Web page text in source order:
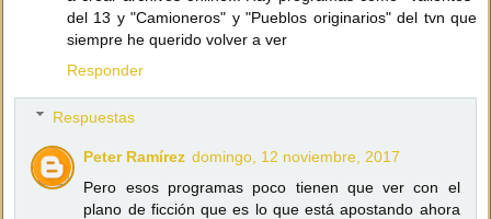
del 13 y "Camioneros" y "Pueblos originarios" del tvn que
siempre he querido volver a ver
Responder
Respuestas
Peter Ramírez domingo, 12 noviembre, 2017
Pero esos programas poco tienen que ver con el
plano de ficción que es lo que está apostando ahora